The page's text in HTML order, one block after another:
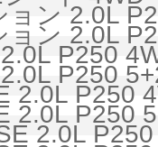
ョン 2.0L
ョン 2.0L
2.0L P250
P250
2.0L
2.0L
2.0L